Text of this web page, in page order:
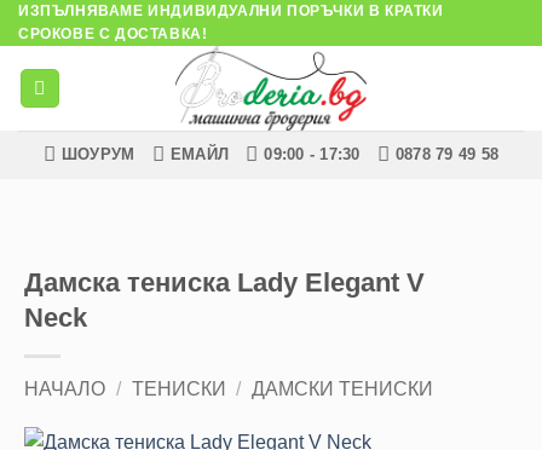
Skip
to
content
ИЗПЪЛНЯВАМЕ ИНДИВИДУАЛНИ ПОРЪЧКИ В КРАТКИ
СРОКОВЕ С ДОСТАВКА!
ШОУРУМ ЕМАЙЛ 09:00 - 17:30 0878 79 49 58
Дамска тениска Lady Elegant V
Neck
НАЧАЛО / ТЕНИСКИ / ДАМСКИ ТЕНИСКИ